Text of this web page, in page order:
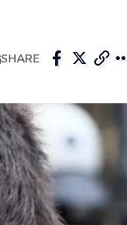
SHARE